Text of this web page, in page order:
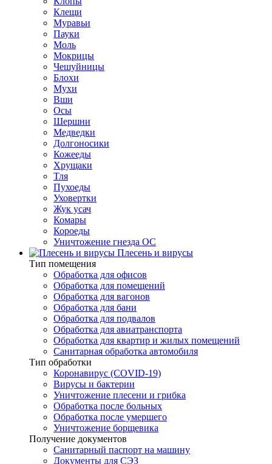
Клещи
Муравьи
Пауки
Моль
Мокрицы
Чешуйницы
Блохи
Мухи
Вши
Осы
Шершни
Медведки
Долгоносики
Кожееды
Хрущаки
Тля
Пухоеды
Уховертки
Жук усач
Комары
Короеды
Уничтожение гнезда ОС
Плесень и вирусы
Тип помещения
Обработка для офисов
Обработка для помещений
Обработка для вагонов
Обработка для бани
Обработка для подвалов
Обработка для авиатранспорта
Обработка для квартир и жилых помещений
Санитарная обработка автомобиля
Тип обработки
Коронавирус (COVID-19)
Вирусы и бактерии
Уничтожение плесени и грибка
Обработка после больных
Обработка после умершего
Уничтожение борщевика
Получение документов
Санитарный паспорт на машину
Документы для СЭЗ